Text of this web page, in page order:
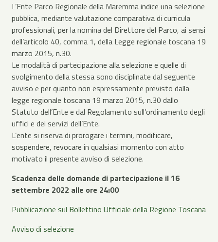
L’Ente Parco Regionale della Maremma indice una selezione
pubblica, mediante valutazione comparativa di curricula
professionali, per la nomina del Direttore del Parco, ai sensi
dell’articolo 40, comma 1, della Legge regionale toscana 19
marzo 2015, n.30.
Le modalità di partecipazione alla selezione e quelle di
svolgimento della stessa sono disciplinate dal seguente
avviso e per quanto non espressamente previsto dalla
legge regionale toscana 19 marzo 2015, n.30 dallo
Statuto dell’Ente e dal Regolamento sull’ordinamento degli
uffici e dei servizi dell’Ente.
L’ente si riserva di prorogare i termini, modificare,
sospendere, revocare in qualsiasi momento con atto
motivato il presente avviso di selezione.
Scadenza delle domande di partecipazione il 16
settembre 2022 alle ore 24:00
Pubblicazione sul Bollettino Ufficiale della Regione Toscana
Avviso di selezione